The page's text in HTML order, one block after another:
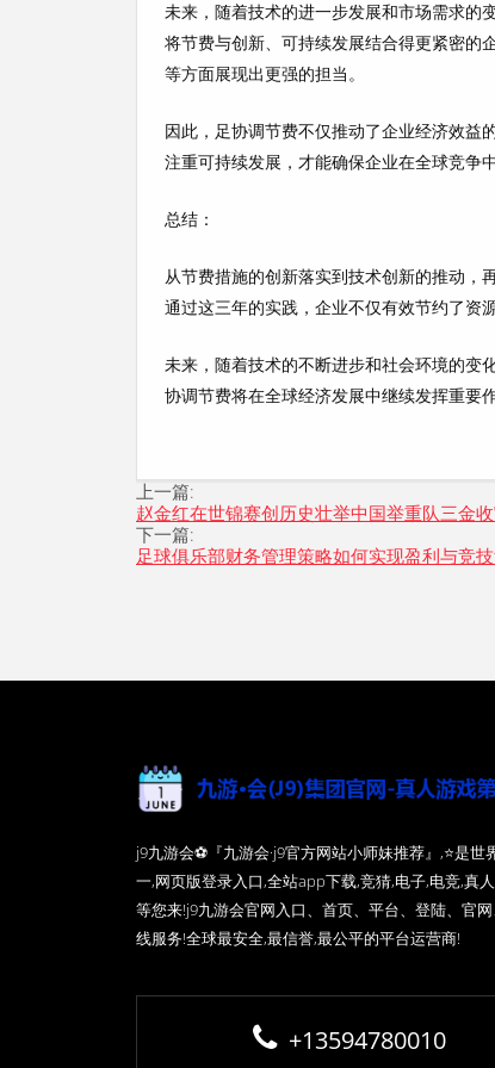
未来，随着技术的进一步发展和市场需求的
将节费与创新、可持续发展结合得更紧密的
等方面展现出更强的担当。
因此，足协调节费不仅推动了企业经济效益
注重可持续发展，才能确保企业在全球竞争
总结：
从节费措施的创新落实到技术创新的推动，
通过这三年的实践，企业不仅有效节约了资
未来，随着技术的不断进步和社会环境的变
协调节费将在全球经济发展中继续发挥重要
上一篇:
赵金红在世锦赛创历史壮举中国举重队三金
下一篇:
足球俱乐部财务管理策略如何实现盈利与竞
j9九游会⚽️『九游会·j9官方网站小师妹推荐』,⭐️是
一,网页版登录入口,全站app下载,竞猜,电子,电竞,真
等您来!j9九游会官网入口、首页、平台、登陆、官
线服务!全球最安全,最信誉,最公平的平台运营商!
+13594780010